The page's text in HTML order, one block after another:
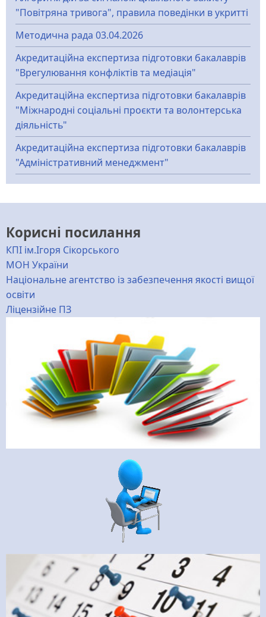
"Повітряна тривога", правила поведінки в укритті
Методична рада 03.04.2026
Акредитаційна експертиза підготовки бакалаврів
"Врегулювання конфліктів та медіація"
Акредитаційна експертиза підготовки бакалаврів
"Міжнародні соціальні проєкти та волонтерська
діяльність"
Акредитаційна експертиза підготовки бакалаврів
"Адміністративний менеджмент"
Корисні посилання
КПІ ім.Ігоря Сікорського
МОН України
Національне агентство із забезпечення якості вищої
освіти
Ліцензійне ПЗ